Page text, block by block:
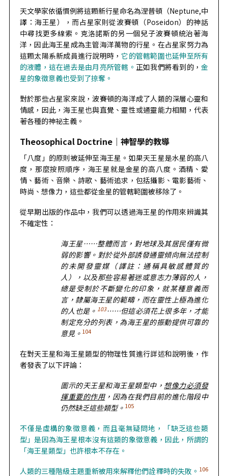
天文學家依循慣例將這顆新行星命名為涅普頓（Neptune,中
譯：海王星），而占星家則從波賽頓（Poseidon）的神話
中尋找更多線索。克洛諾斯的另一個兒子波賽頓統治著海
洋，因此海王星成為主管海洋萬物的行星。在占星家努力為
這顆太陽系新成員進行說明時， 它的管轄範圍也延伸至所有
的液體，這在過去是由月亮所管轄。 正如我們將看到的，金
星的象徵意義也受到了掠奪。
對於那些占星家來說，波賽頓的海洋成了人類的深層心靈和
情感，因此，海王星也與直覺、靈性或通靈能力相關，代表
著各種的神祕主義。
Theosophical Doctrine｜ 神智學的教導
「八度」的原則被延伸至海王星。如果天王星是水星的高八
度，那麼按照順序，海王星就是金星的高八度。酒精、愛
情、藝術、音樂、詩歌、藝術追求，包括攝影、電影藝術、
時尚、想像力，這些都從金星的管轄範圍被移除了。
從早期出版的作品中，我們可以透過海王星的作用來辨識其
不確定性：
海王星……整體而言，對地球及其居民僅有微
弱的影響。對於從外部誘發通靈傾向無法控制
的未開發靈媒（譯註：通稱具敏感體質的
人），以及那些容易著迷或意志力薄弱的人，
總是受制於不斷變化的印象，就某種意義而
言，隸屬海王星的範疇，而在靈性上極為進化
的人也是。 103……但這必須花上很多年，才能
制定充分的列表，為海王星的振動提供可靠的
意見。 104
在對天王星和海王星類型的物理性質進行詳述和說明後，作
者發表了以下評論：
圖示的天王星和海王星類型中， 想像力必須發
揮重要的作用，因為在我們目前的進化階段中
仍然缺乏這些類型。 105
不僅是虛構的象徵意義，而且毫無疑問地，「缺乏這些類
型」是因為海王星根本沒有這類的象徵意義，因此，所謂的
「海王星類型」也許根本不存在。
人類的三種階級主題重新被用來解釋他們詮釋時的失敗。 106